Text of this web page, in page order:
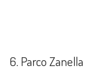
6. Parco Zanella